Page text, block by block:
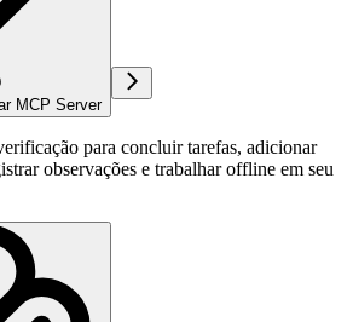
MCP Server
para concluir tarefas, adicionar
observações e trabalhar offline em seu